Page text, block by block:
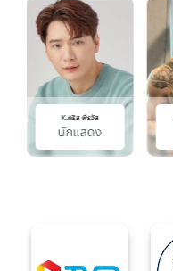
K.คริส พีรวัส
นักแสดง